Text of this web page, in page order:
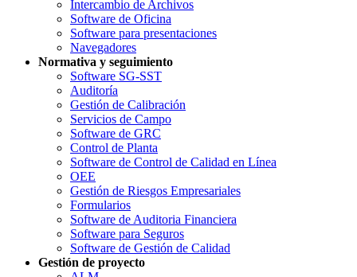
Intercambio de Archivos
Software de Oficina
Software para presentaciones
Navegadores
Normativa y seguimiento
Software SG-SST
Auditoría
Gestión de Calibración
Servicios de Campo
Software de GRC
Control de Planta
Software de Control de Calidad en Línea
OEE
Gestión de Riesgos Empresariales
Formularios
Software de Auditoria Financiera
Software para Seguros
Software de Gestión de Calidad
Gestión de proyecto